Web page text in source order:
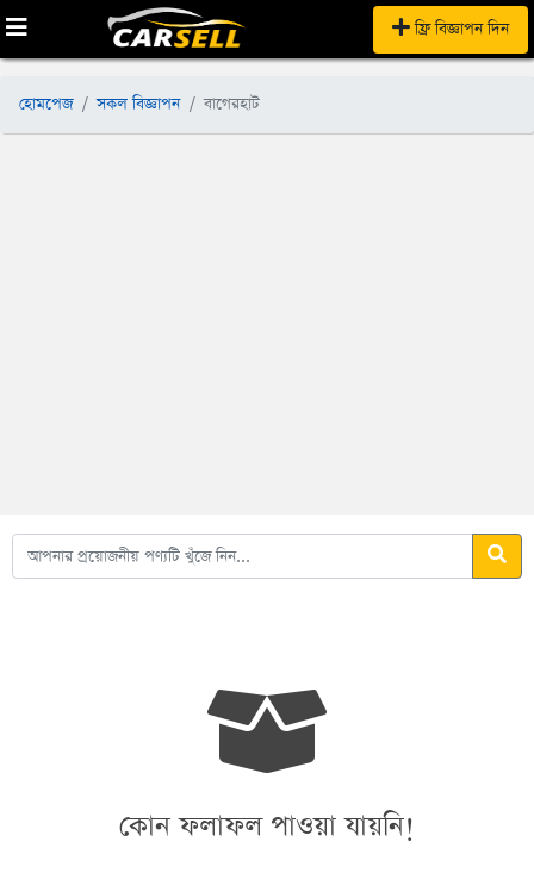
ফ্রি বিজ্ঞাপন দিন
হোমপেজ সকল বিজ্ঞাপন বাগেরহাট
কোন ফলাফল পাওয়া যায়নি!